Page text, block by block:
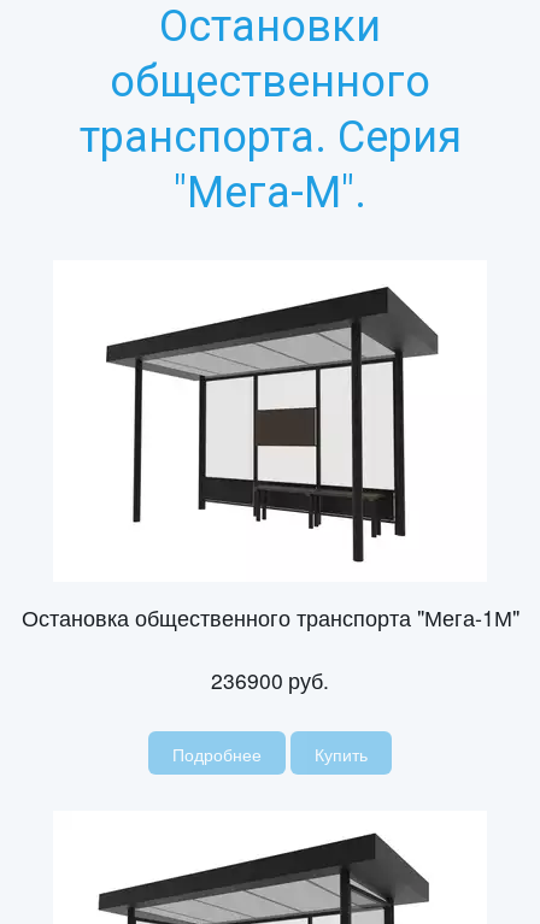
Остановки
общественного
транспорта. Серия
"Мега-М".
Остановка общественного транспорта "Мега-1М"
236900 руб.
Подробнее Купить